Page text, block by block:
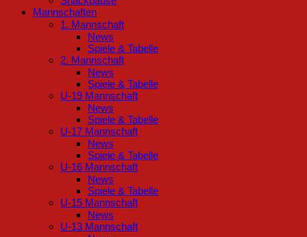
Mannschaften
1. Mannschaft
News
Spiele & Tabelle
2. Mannschaft
News
Spiele & Tabelle
U-19 Mannschaft
News
Spiele & Tabelle
U-17 Mannschaft
News
Spiele & Tabelle
U-16 Mannschaft
News
Spiele & Tabelle
U-15 Mannschaft
News
U-13 Mannschaft